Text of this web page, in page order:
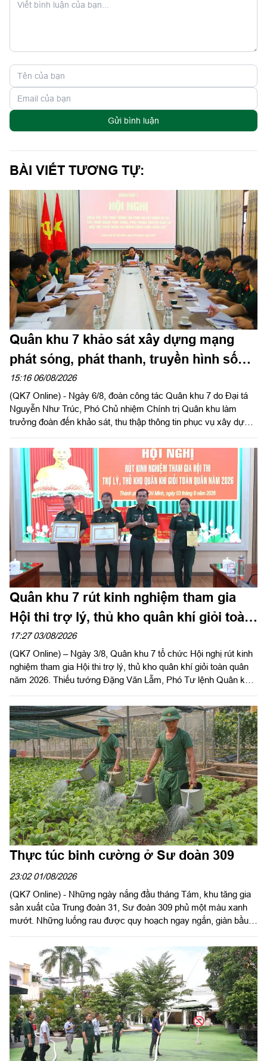
Gửi bình luận
BÀI VIẾT TƯƠNG TỰ:
Quân khu 7 khảo sát xây dựng mạng
phát sóng, phát thanh, truyền hình số
mặt đất tại Trung đoàn 271
15:16 06/08/2026
(QK7 Online) - Ngày 6/8, đoàn công tác Quân khu 7 do Đại tá
Nguyễn Như Trúc, Phó Chủ nhiệm Chính trị Quân khu làm
trưởng đoàn đến khảo sát, thu thập thông tin phục vụ xây dựng
mặt đất toàn quân dự phòng chiến lược quốc gia” (Đề án 3094)
tại Trung đoàn 271, Sư đoàn 5.
Quân khu 7 rút kinh nghiệm tham gia
Hội thi trợ lý, thủ kho quân khí giỏi toàn
quân năm 2026
17:27 03/08/2026
(QK7 Online) – Ngày 3/8, Quân khu 7 tổ chức Hội nghị rút kinh
nghiệm tham gia Hội thi trợ lý, thủ kho quân khí giỏi toàn quân
năm 2026. Thiếu tướng Đặng Văn Lẫm, Phó Tư lệnh Quân khu
Hậu cần – Kỹ thuật Quân khu chủ trì hội nghị.
Thực túc binh cường ở Sư đoàn 309
23:02 01/08/2026
(QK7 Online) - Những ngày nắng đầu tháng Tám, khu tăng gia
sản xuất của Trung đoàn 31, Sư đoàn 309 phủ một màu xanh
mướt. Những luống rau được quy hoạch ngay ngắn, giàn bầu,
củ... là minh chứng sinh động cho hiệu quả công tác tăng gia
sản xuất, bảo đảm hậu cần bằng chính nội lực của đơn vị.